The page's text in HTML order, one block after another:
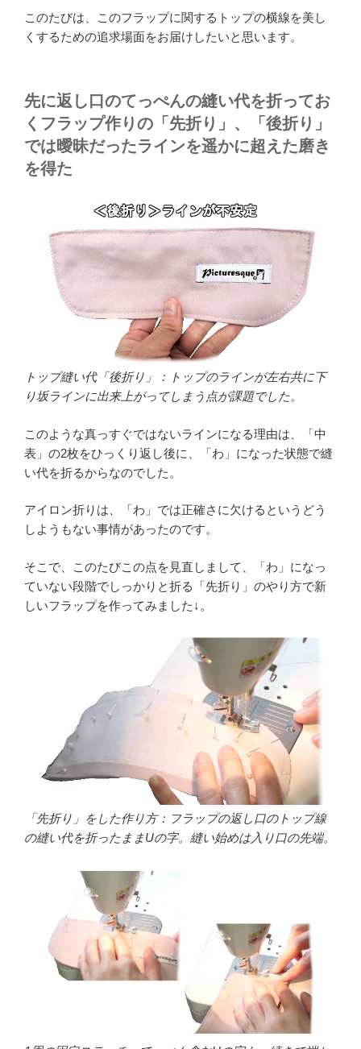
このたびは、このフラップに関するトップの横線を美し
くするための追求場面をお届けしたいと思います。
先に返し口のてっぺんの縫い代を折ってお
くフラップ作りの「先折り」、「後折り」
では曖昧だったラインを遥かに超えた磨き
を得た
トップ縫い代「後折り」：トップのラインが左右共に下
り坂ラインに出来上がってしまう点が課題でした。
このような真っすぐではないラインになる理由は、「中
表」の2枚をひっくり返し後に、「わ」になった状態で縫
い代を折るからなのでした。
アイロン折りは、「わ」では正確さに欠けるというどう
しようもない事情があったのです。
そこで、このたびこの点を見直しまして、「わ」になっ
ていない段階でしっかりと折る「先折り」のやり方で新
しいフラップを作ってみました↓。
「先折り」をした作り方：フラップの返し口のトップ線
の縫い代を折ったままUの字。縫い始めは入り口の先端。